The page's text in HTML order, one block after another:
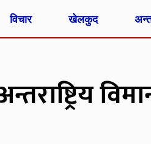
विचार खेलकुद